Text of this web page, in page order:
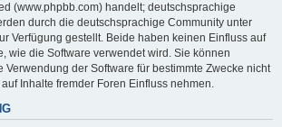
(www.phpbb.com) handelt; deutschsprachige
durch die deutschsprachige Community unter
Verfügung gestellt. Beide haben keinen Einfluss auf
wie die Software verwendet wird. Sie können
Verwendung der Software für bestimmte Zwecke nicht
Inhalte fremder Foren Einfluss nehmen.